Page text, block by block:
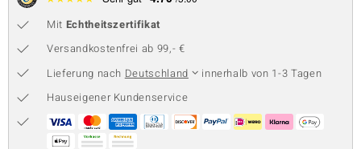
Mit Echtheitszertifikat
Versandkostenfrei ab 99,- €
Lieferung nach Deutschland
innerhalb von 1-3 Tagen
Hauseigener Kundenservice